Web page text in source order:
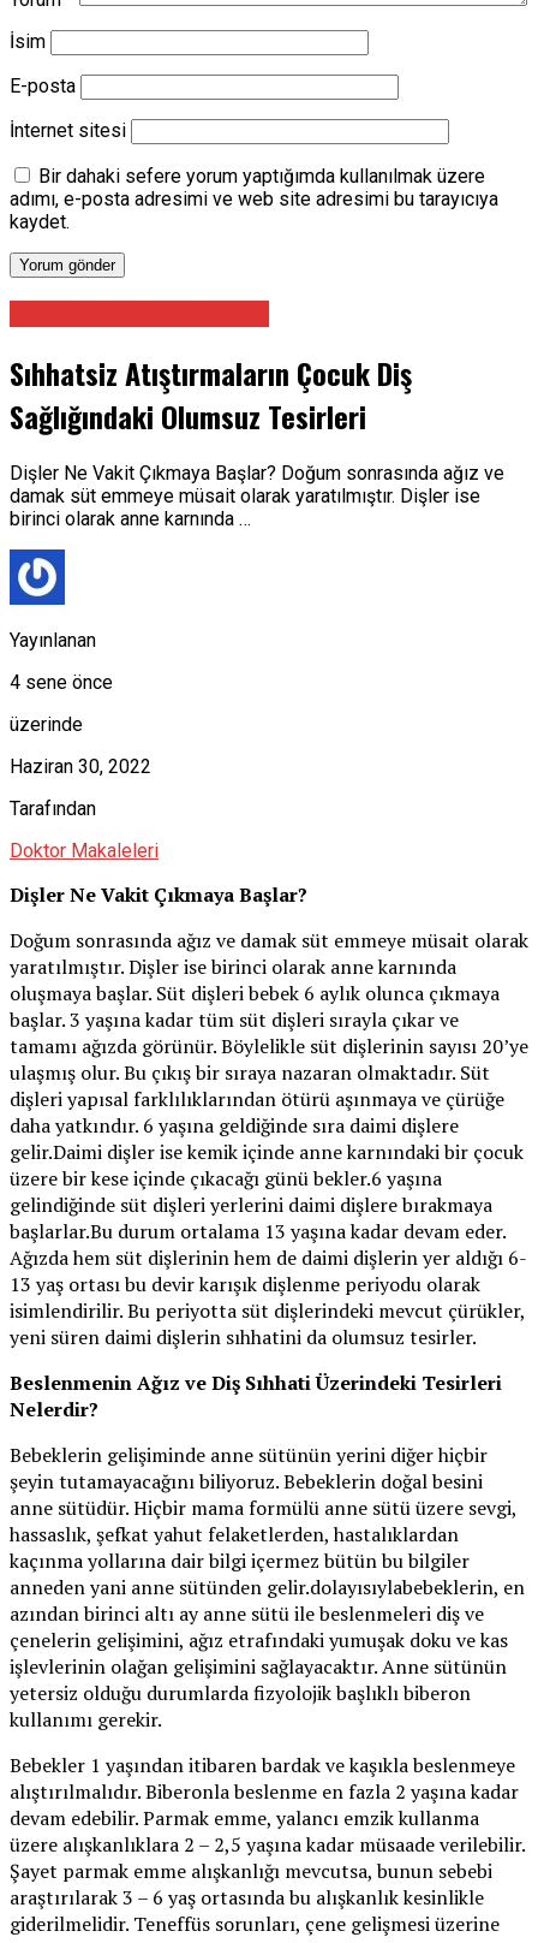
İsim
E-posta
İnternet sitesi
Bir dahaki sefere yorum yaptığımda kullanılmak üzere
adımı, e-posta adresimi ve web site adresimi bu tarayıcıya
kaydet.
Sıhhatsiz Atıştırmaların Çocuk Diş
Sağlığındaki Olumsuz Tesirleri
Dişler Ne Vakit Çıkmaya Başlar? Doğum sonrasında ağız ve
damak süt emmeye müsait olarak yaratılmıştır. Dişler ise
birinci olarak anne karnında …
Yayınlanan
4 sene önce
üzerinde
Haziran 30, 2022
Tarafından
Doktor Makaleleri
Dişler Ne Vakit Çıkmaya Başlar?
Doğum sonrasında ağız ve damak süt emmeye müsait olarak
yaratılmıştır. Dişler ise birinci olarak anne karnında
oluşmaya başlar. Süt dişleri bebek 6 aylık olunca çıkmaya
başlar. 3 yaşına kadar tüm süt dişleri sırayla çıkar ve
tamamı ağızda görünür. Böylelikle süt dişlerinin sayısı 20’ye
ulaşmış olur. Bu çıkış bir sıraya nazaran olmaktadır. Süt
dişleri yapısal farklılıklarından ötürü aşınmaya ve çürüğe
daha yatkındır. 6 yaşına geldiğinde sıra daimi dişlere
gelir.Daimi dişler ise kemik içinde anne karnındaki bir çocuk
üzere bir kese içinde çıkacağı günü bekler.6 yaşına
gelindiğinde süt dişleri yerlerini daimi dişlere bırakmaya
başlarlar.Bu durum ortalama 13 yaşına kadar devam eder.
Ağızda hem süt dişlerinin hem de daimi dişlerin yer aldığı 6-
13 yaş ortası bu devir karışık dişlenme periyodu olarak
isimlendirilir. Bu periyotta süt dişlerindeki mevcut çürükler,
yeni süren daimi dişlerin sıhhatini da olumsuz tesirler.
Beslenmenin Ağız ve Diş Sıhhati Üzerindeki Tesirleri
Nelerdir?
Bebeklerin gelişiminde anne sütünün yerini diğer hiçbir
şeyin tutamayacağını biliyoruz. Bebeklerin doğal besini
anne sütüdür. Hiçbir mama formülü anne sütü üzere sevgi,
hassaslık, şefkat yahut felaketlerden, hastalıklardan
kaçınma yollarına dair bilgi içermez bütün bu bilgiler
anneden yani anne sütünden gelir.dolayısıylabebeklerin, en
azından birinci altı ay anne sütü ile beslenmeleri diş ve
çenelerin gelişimini, ağız etrafındaki yumuşak doku ve kas
işlevlerinin olağan gelişimini sağlayacaktır. Anne sütünün
yetersiz olduğu durumlarda fizyolojik başlıklı biberon
kullanımı gerekir.
Bebekler 1 yaşından itibaren bardak ve kaşıkla beslenmeye
alıştırılmalıdır. Biberonla beslenme en fazla 2 yaşına kadar
devam edebilir. Parmak emme, yalancı emzik kullanma
üzere alışkanlıklara 2 – 2,5 yaşına kadar müsaade verilebilir.
Şayet parmak emme alışkanlığı mevcutsa, bunun sebebi
araştırılarak 3 – 6 yaş ortasında bu alışkanlık kesinlikle
giderilmelidir. Teneffüs sorunları, çene gelişmesi üzerine